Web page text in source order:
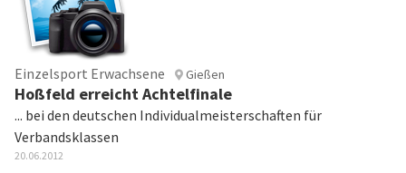
Einzelsport Erwachsene Gießen
Hoßfeld erreicht Achtelfinale
... bei den deutschen Individualmeisterschaften für
Verbandsklassen
20.06.2012